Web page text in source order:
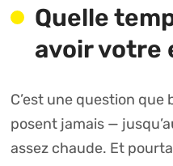
Quelle
avoir votre
C’est une question que
posent jamais —
assez chaude. Et